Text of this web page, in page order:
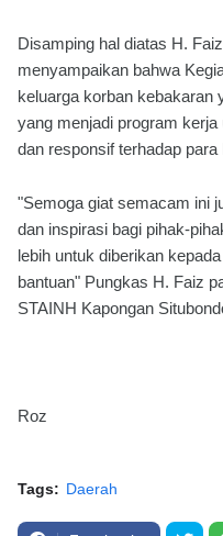
Disamping hal diatas H.
menyampaikan bahwa
keluarga korban kebakaran
yang menjadi program
dan responsif terhadap
"Semoga giat semacam ini
dan inspirasi bagi pihak-
lebih untuk diberikan
bantuan" Pungkas H. Faiz
STAINH Kapongan
Roz
Tags: Daerah